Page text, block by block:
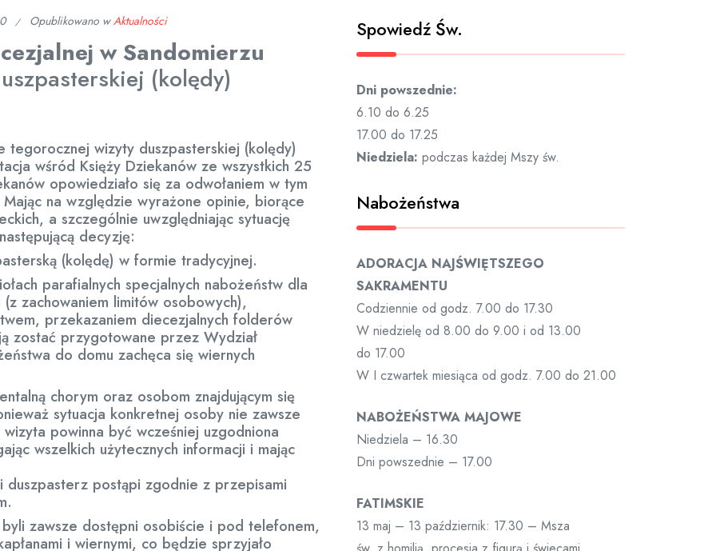
Opublikowano wAktualności
w Sandomierzu
(kolędy)
tegorocznej wizyty duszpasterskiej (kolędy)
wśród Księży Dziekanów ze wszystkich 25
opowiedziało się za odwołaniem w tym
na względzie wyrażone opinie, biorące
a szczególnie uwzględniając sytuację
decyzję:
(kolędę) w formie tradycyjnej.
parafialnych specjalnych nabożeństw dla
zachowaniem limitów osobowych),
przekazaniem diecezjalnych folderów
zostać przygotowane przez Wydział
do domu zachęca się wiernych
chorym oraz osobom znajdującym się
sytuacja konkretnej osoby nie zawsze
powinna być wcześniej uzgodniona
wszelkich użytecznych informacji i mając
postąpi zgodnie z przepisami
zawsze dostępni osobiście i pod telefonem,
i wiernymi, co będzie sprzyjało
Spowiedź Św.
Dni powszednie:
6.10 do 6.25
17.00 do 17.25
Niedziela: podczas każdej Mszy św.
Nabożeństwa
ADORACJA NAJŚWIĘTSZEGO
SAKRAMENTU
Codziennie od godz. 7.00 do 17.30
W niedzielę od 8.00 do 9.00 i od 13.00
do 17.00
W I czwartek miesiąca od godz. 7.00 do 21.00
NABOŻEŃSTWA MAJOWE
Niedziela – 16.30
Dni powszednie – 17.00
FATIMSKIE
13 maj – 13 październik: 17.30 – Msza